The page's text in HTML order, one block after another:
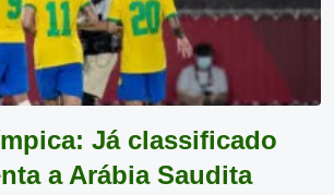
Já classificado
a Arábia Saudita